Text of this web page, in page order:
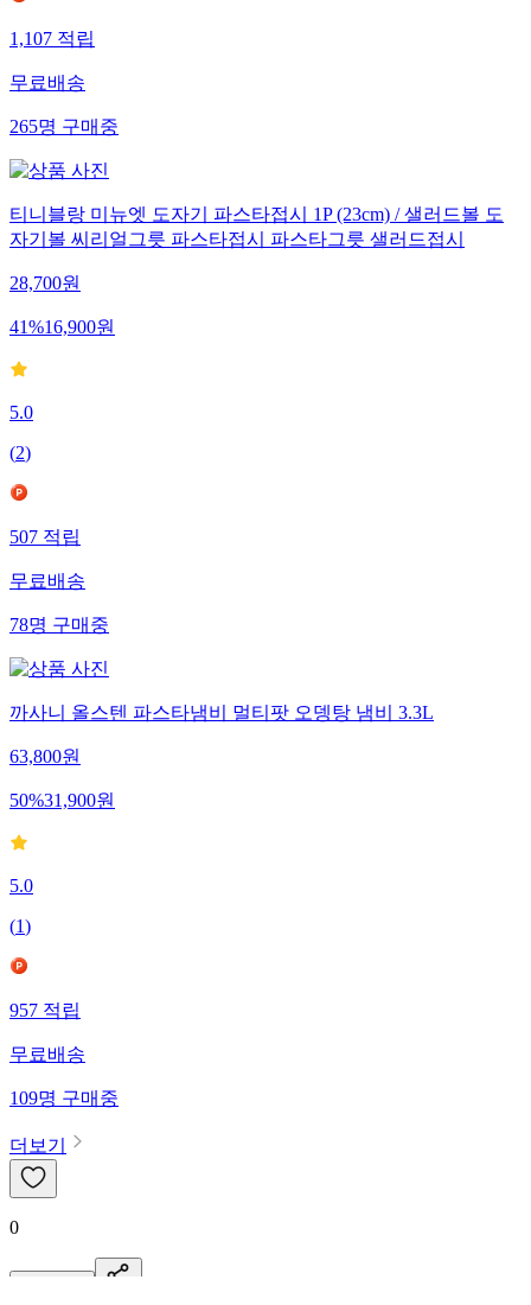
1,107적립
무료배송
265명구매중
티니블랑 미뉴엣 도자기 파스타접시 1P (23cm) / 샐러드볼 도
자기볼 씨리얼그릇 파스타접시 파스타그릇 샐러드접시
28,700원
41%16,900원
5.0
(2)
507적립
무료배송
78명구매중
까사니 올스텐 파스타냄비 멀티팟 오뎅탕 냄비 3.3L
63,800원
50%31,900원
5.0
(1)
957적립
무료배송
109명구매중
더보기
0